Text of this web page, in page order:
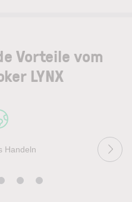
Vorteile vom
LYNX
Handeln